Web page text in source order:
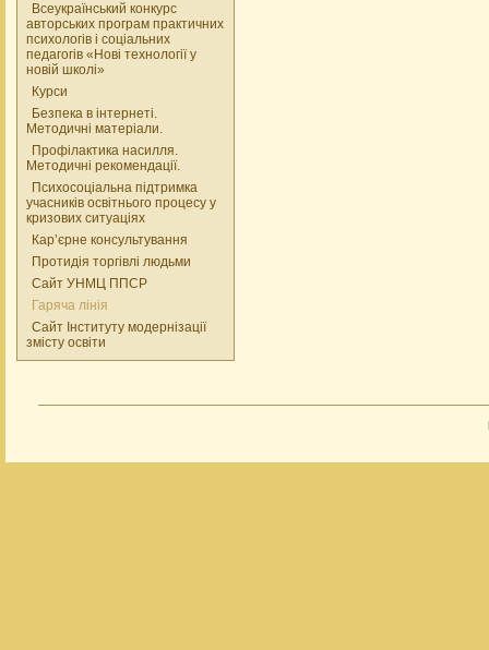
Всеукраїнський конкурс
авторських програм практичних
психологів і соціальних
педагогів «Нові технології у
новій школі»
Курси
Безпека в інтернеті.
Методичні матеріали.
Профілактика насилля.
Методичні рекомендації.
Психосоціальна підтримка
учасників освітнього процесу у
кризових ситуаціях
Кар’єрне консультування
Протидія торгівлі людьми
Сайт УНМЦ ППСР
Гаряча лінія
Сайт Інституту модернізації
змісту освіти